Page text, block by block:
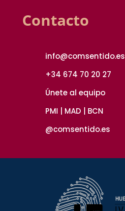
Contacto
info@comsentido.es
+34 674 70 20 27
Únete al equipo
PMI | MAD | BCN
@comsentido.es